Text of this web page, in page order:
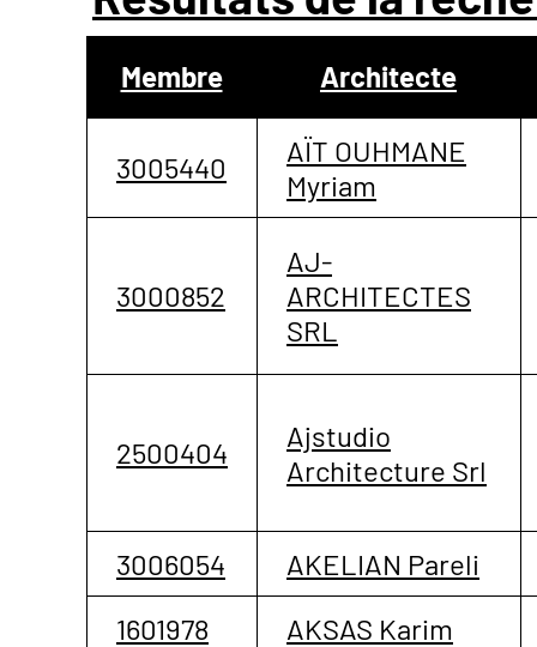
Membre Architecte
3005440
AÏT OUHMANE
Myriam
3000852
AJ-
ARCHITECTES
SRL
2500404
Ajstudio
Architecture Srl
3006054
AKELIAN Pareli
1601978
AKSAS Karim